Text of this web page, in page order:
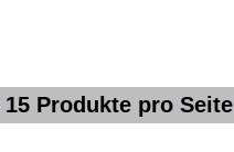
15 Produkte pro Seite